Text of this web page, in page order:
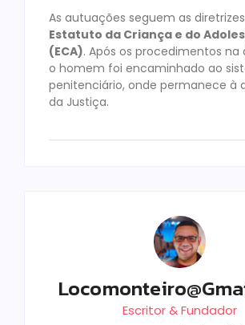
As autuações seguem as
Estatuto da Criança e do
(ECA). Após os procedimentos na
o homem foi encaminhado ao
penitenciário, onde permanece à
da Justiça.
Escritor & Fundador